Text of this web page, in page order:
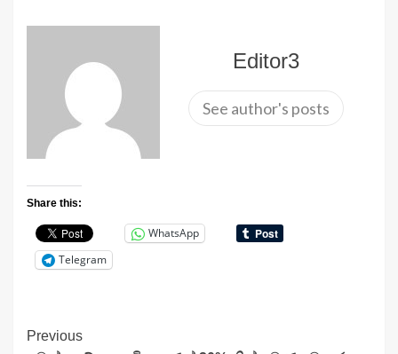
Editor3
See author's posts
Share this:
WhatsApp
Telegram
Continue
Previous